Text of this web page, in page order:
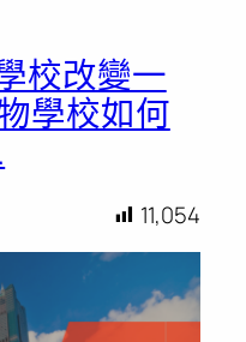
校改變一
學校如何
11,054